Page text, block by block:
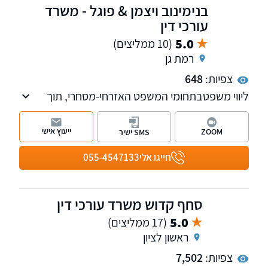
בנימינוב ויצמן & פוגל - משרד
עורכי דין
5.0 (10 ממליצים)
רמת גן
צפיות:648
ליווי משפטבתחומי המשפט האזרחי-מסחרי, תוך
הקפדה על מקצועיות, דיסקרטיות ושירות מותאם
המשרד מייצג לקוחות פרטיים, מוסדיים ותאגידים
כאחד, ופועל מתוך מחויבות להבנת צורכי הלקוח
ומתן פתרונות משפטיים מדויקים, המבוססים על
חייגו אלי055-4547133
ZOOM SMS ישיר ייעוץ אישי
סחף קדוש משרד עורכי דין
5.0 (17 ממליצים)
ראשון לציון
צפיות:7,502